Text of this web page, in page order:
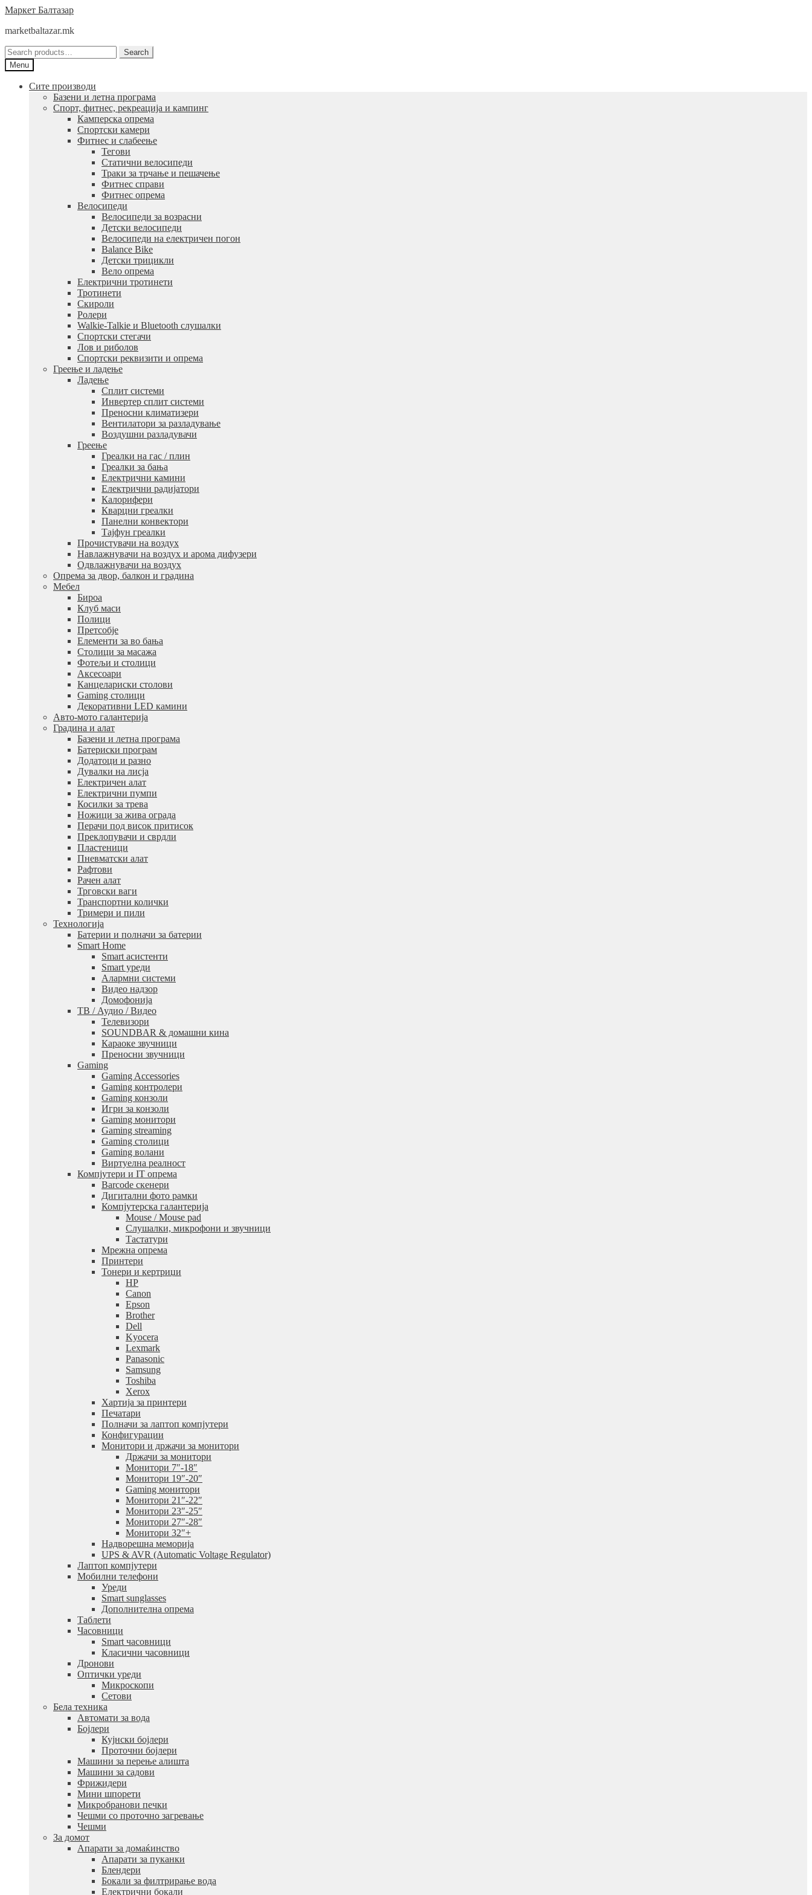
Skip
navigation
Skip
content
Маркет Балтазар
marketbaltazar.mk
Search
for:
Search
Menu
Сите производи
Базени и летна програма
Спорт, фитнес, рекреација и кампинг
Камперска опрема
Спортски камери
Фитнес и слабеење
Тегови
Статични велосипеди
Траки за трчање и пешачење
Фитнес справи
Фитнес опрема
Велосипеди
Велосипеди за возрасни
Детски велосипеди
Велосипеди на електричен погон
Balance Bike
Детски трицикли
Вело опрема
Електрични тротинети
Тротинети
Скироли
Ролери
Walkie-Talkie и Bluetooth слушалки
Спортски стегачи
Лов и риболов
Спортски реквизити и опрема
Греење и ладење
Ладење
Сплит системи
Инвертер сплит системи
Преносни климатизери
Вентилатори за разладување
Воздушни разладувачи
Греење
Греалки на гас / плин
Греалки за бања
Електрични камини
Електрични радијатори
Калорифери
Кварцни греалки
Панелни конвектори
Тајфун греалки
Прочистувачи на воздух
Навлажнувачи на воздух и арома дифузери
Одвлажнувачи на воздух
Опрема за двор, балкон и градина
Мебел
Бироа
Клуб маси
Полици
Претсобје
Елементи за во бања
Столици за масажа
Фотељи и столици
Аксесоари
Канцелариски столови
Gaming столици
Декоративни LED камини
Авто-мото галантерија
Градина и алат
Базени и летна програма
Батериски програм
Додатоци и разно
Дувалки на лисја
Електричен алат
Електрични пумпи
Косилки за трева
Ножици за жива ограда
Перачи под висок притисок
Преклопувачи и сврдли
Пластеници
Пневматски алат
Рафтови
Рачен алат
Трговски ваги
Транспортни колички
Тримери и пили
Технологија
Батерии и полначи за батерии
Smart Home
Smart асистенти
Smart уреди
Алармни системи
Видео надзор
Домофонија
ТВ / Аудио / Видео
Телевизори
SOUNDBAR & домашни кина
Караоке звучници
Преносни звучници
Gaming
Gaming Accessories
Gaming контролери
Gaming конзоли
Игри за конзоли
Gaming монитори
Gaming streaming
Gaming столици
Gaming волани
Виртуелна реалност
Компјутери и IT опрема
Barcode скенери
Дигитални фото рамки
Компјутерска галантерија
Mouse / Mouse pad
Слушалки, микрофони и звучници
Тастатури
Мрежна опрема
Принтери
Тонери и кертриџи
HP
Canon
Epson
Brother
Dell
Kyocera
Lexmark
Panasonic
Samsung
Toshiba
Xerox
Хартија за принтери
Печатари
Полначи за лаптоп компјутери
Конфигурации
Монитори и држачи за монитори
Држачи за монитори
Монитори 7″-18″
Монитори 19″-20″
Gaming монитори
Монитори 21″-22″
Монитори 23″-25″
Монитори 27″-28″
Монитори 32″+
Надворешна меморија
UPS & AVR (Automatic Voltage Regulator)
Лаптоп компјутери
Мобилни телефони
Уреди
Smart sunglasses
Дополнителна опрема
Таблети
Часовници
Smart часовници
Класични часовници
Дронови
Оптички уреди
Микроскопи
Сетови
Бела техника
Автомати за вода
Бојлери
Кујнски бојлери
Проточни бојлери
Машини за перење алишта
Машини за садови
Фрижидери
Мини шпорети
Микробранови печки
Чешми со проточно загревање
Чешми
За домот
Апарати за домаќинство
Апарати за пуканки
Блендери
Бокали за филтрирање вода
Електрични бокали